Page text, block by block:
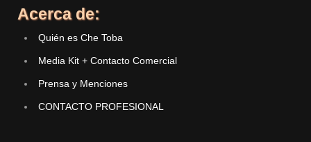
Acerca de:
Quién es Che Toba
Media Kit + Contacto Comercial
Prensa y Menciones
CONTACTO PROFESIONAL